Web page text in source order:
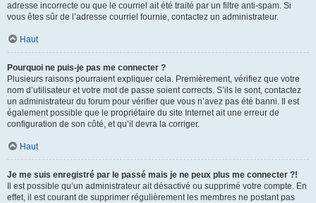
adresse incorrecte ou que le courriel ait été traité par un filtre anti-spam. Si
vous êtes sûr de l’adresse courriel fournie, contactez un administrateur.
Haut
Pourquoi ne puis-je pas me connecter ?
Plusieurs raisons pourraient expliquer cela. Premièrement, vérifiez que votre
nom d’utilisateur et votre mot de passe soient corrects. S’ils le sont, contactez
un administrateur du forum pour vérifier que vous n’avez pas été banni. Il est
également possible que le propriétaire du site Internet ait une erreur de
configuration de son côté, et qu’il devra la corriger.
Haut
Je me suis enregistré par le passé mais je ne peux plus me connecter ?!
Il est possible qu’un administrateur ait désactivé ou supprimé votre compte. En
effet, il est courant de supprimer régulièrement les membres ne postant pas